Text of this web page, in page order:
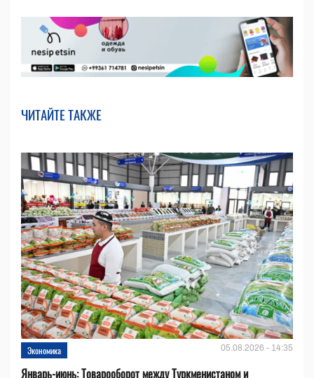
ЧИТАЙТЕ ТАКЖЕ
Экономика 05.08.2026 - 14:35
Январь-июнь: Товарооборот между Туркменистаном и